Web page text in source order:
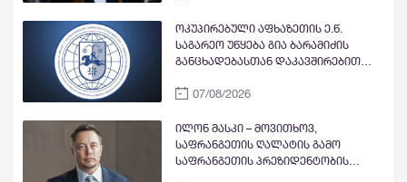
სხვანაირად ვერ მოიქცეოდა,
თანამედროვე ეპოქაში სხვანაირად
ხდება
ოკუპირებული აფხაზეთის ე.წ.
საგარეო უწყება გია ბარამიძის
განცხადებასთან დაკავშირებით
„განცხადებას“ ავრცელებს
07/08/2026
ილონ მასკი – მოვითხოვ,
საფრანგეთის ღალატის გამო
საფრანგეთის პრეზიდენტობის